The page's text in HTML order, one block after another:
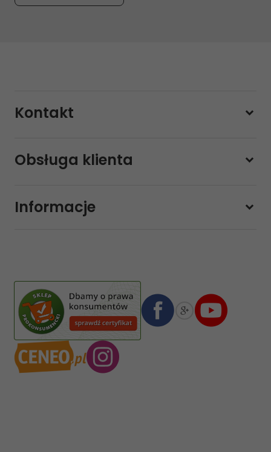
Kontakt
228800000
sklep@sklep-muzyczny.com.pl
08 1140 2004 0000 3102 4903 0792
Obsługa klienta
Informacje